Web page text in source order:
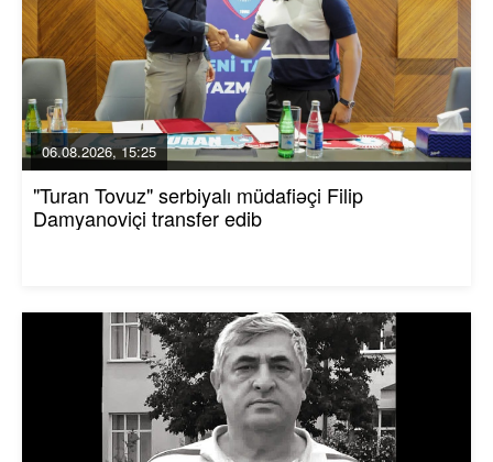
06.08.2026, 15:25
"Turan Tovuz" serbiyalı müdafiəçi Filip
Damyanoviçi transfer edib